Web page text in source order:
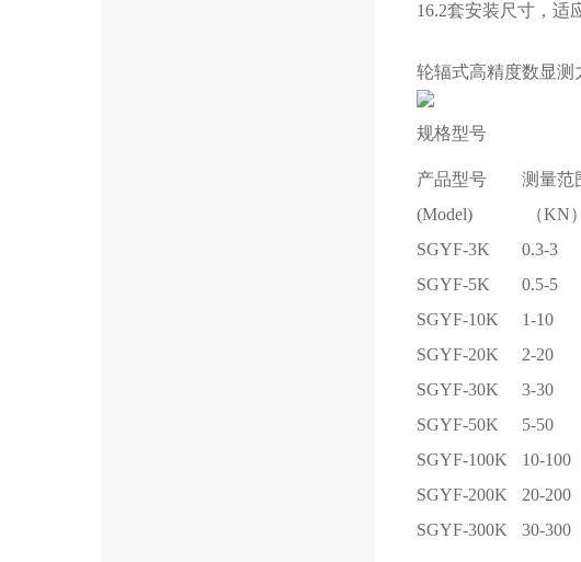
16.2套安装尺寸，适
轮辐式高精度数显测
规格型号
产品型号
(Model)
测量范
（KN）
SGYF-3K
0.3-3
SGYF-5K 0.5-5
SGYF-10K
1-10
SGYF-20K
2-20
SGYF-30K 3-30
SGYF-50K
5-50
SGYF-100K
10-100
SGYF-200K
20-200
SGYF-300K
30-300